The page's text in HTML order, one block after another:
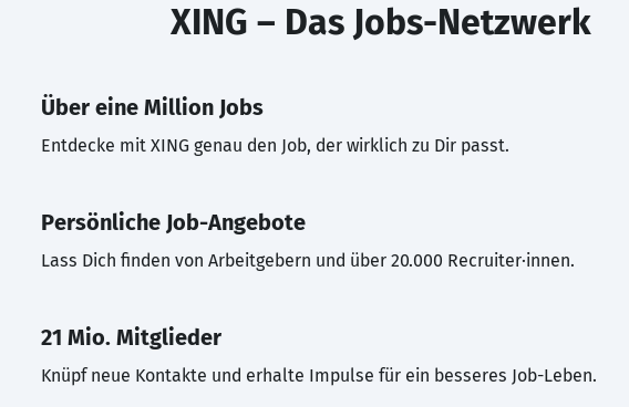
XING – Das Jobs-Netzwerk
Über eine Million Jobs
Entdecke mit XING genau den Job, der wirklich zu Dir passt.
Persönliche Job-Angebote
Lass Dich finden von Arbeitgebern und über 20.000 Recruiter·innen.
21 Mio. Mitglieder
Knüpf neue Kontakte und erhalte Impulse für ein besseres Job-Leben.